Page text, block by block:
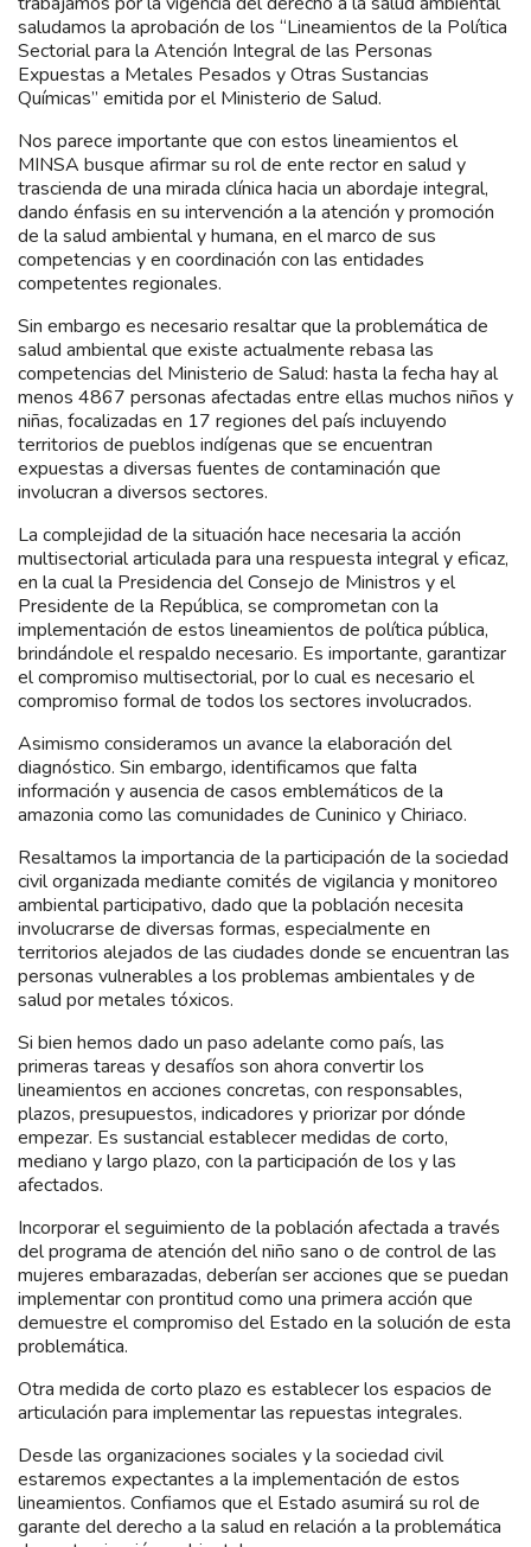
saludamos la aprobación de los “Lineamientos de la Política
Sectorial para la Atención Integral de las Personas
Expuestas a Metales Pesados y Otras Sustancias
Químicas” emitida por el Ministerio de Salud.
Nos parece importante que con estos lineamientos el
MINSA busque afirmar su rol de ente rector en salud y
trascienda de una mirada clínica hacia un abordaje integral,
dando énfasis en su intervención a la atención y promoción
de la salud ambiental y humana, en el marco de sus
competencias y en coordinación con las entidades
competentes regionales.
Sin embargo es necesario resaltar que la problemática de
salud ambiental que existe actualmente rebasa las
competencias del Ministerio de Salud: hasta la fecha hay al
menos 4867 personas afectadas entre ellas muchos niños y
niñas, focalizadas en 17 regiones del país incluyendo
territorios de pueblos indígenas que se encuentran
expuestas a diversas fuentes de contaminación que
involucran a diversos sectores.
La complejidad de la situación hace necesaria la acción
multisectorial articulada para una respuesta integral y eficaz,
en la cual la Presidencia del Consejo de Ministros y el
Presidente de la República, se comprometan con la
implementación de estos lineamientos de política pública,
brindándole el respaldo necesario. Es importante, garantizar
el compromiso multisectorial, por lo cual es necesario el
compromiso formal de todos los sectores involucrados.
Asimismo consideramos un avance la elaboración del
diagnóstico. Sin embargo, identificamos que falta
información y ausencia de casos emblemáticos de la
amazonia como las comunidades de Cuninico y Chiriaco.
Resaltamos la importancia de la participación de la sociedad
civil organizada mediante comités de vigilancia y monitoreo
ambiental participativo, dado que la población necesita
involucrarse de diversas formas, especialmente en
territorios alejados de las ciudades donde se encuentran las
personas vulnerables a los problemas ambientales y de
salud por metales tóxicos.
Si bien hemos dado un paso adelante como país, las
primeras tareas y desafíos son ahora convertir los
lineamientos en acciones concretas, con responsables,
plazos, presupuestos, indicadores y priorizar por dónde
empezar. Es sustancial establecer medidas de corto,
mediano y largo plazo, con la participación de los y las
afectados.
Incorporar el seguimiento de la población afectada a través
del programa de atención del niño sano o de control de las
mujeres embarazadas, deberían ser acciones que se puedan
implementar con prontitud como una primera acción que
demuestre el compromiso del Estado en la solución de esta
problemática.
Otra medida de corto plazo es establecer los espacios de
articulación para implementar las repuestas integrales.
Desde las organizaciones sociales y la sociedad civil
estaremos expectantes a la implementación de estos
lineamientos. Confiamos que el Estado asumirá su rol de
garante del derecho a la salud en relación a la problemática